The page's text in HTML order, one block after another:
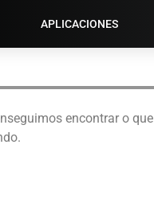
APLICACIONES
encontrar o que